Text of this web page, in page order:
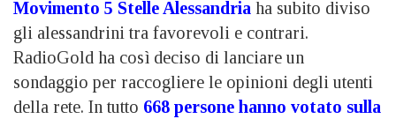
Movimento 5 Stelle Alessandria ha subito diviso
gli alessandrini tra favorevoli e contrari.
RadioGold ha così deciso di lanciare un
sondaggio per raccogliere le opinioni degli utenti
della rete. In tutto 668 persone hanno votato sulla